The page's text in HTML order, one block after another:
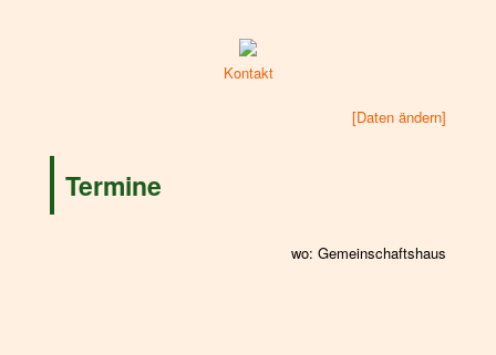
Kontakt
[Daten ändern]
Termine
wo: Gemeinschaftshaus